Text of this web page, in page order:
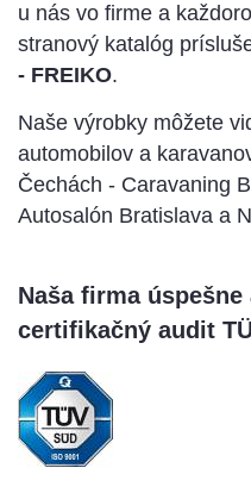
u nás vo firme a
stranový katalóg
- FREIKO.
Naše výrobky môžete
automobilov a
Čechách - Caravaning
Autosalón Bratislava a
Naša firma
certifikačný audit